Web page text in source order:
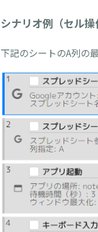
シナリオ例（セル操
下記のシートのA列の